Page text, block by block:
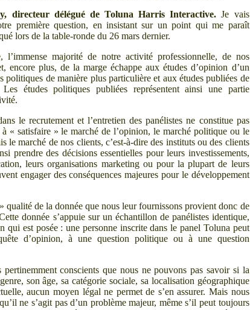
directeur délégué de Toluna Harris Interactive. Je vais
première question, en insistant sur un point qui me paraît
lors de la table-ronde du 26 mars dernier.
l’immense majorité de notre activité professionnelle, de nos
encore plus, de la marge échappe aux études d’opinion d’un
politiques de manière plus particulière et aux études publiées de
études politiques publiées représentent ainsi une partie
le recrutement et l’entretien des panélistes ne constitue pas
à « satisfaire » le marché de l’opinion, le marché politique ou le
le marché de nos clients, c’est-à-dire des instituts ou des clients
prendre des décisions essentielles pour leurs investissements,
leurs organisations marketing ou pour la plupart de leurs
engager des conséquences majeures pour le développement
» qualité de la donnée que nous leur fournissons provient donc de
donnée s’appuie sur un échantillon de panélistes identique,
qui est posée : une personne inscrite dans le panel Toluna peut
d’opinion, à une question politique ou à une question
pertinemment conscients que nous ne pouvons pas savoir si la
son âge, sa catégorie sociale, sa localisation géographique
aucun moyen légal ne permet de s’en assurer. Mais nous
ne s’agit pas d’un problème majeur, même s’il peut toujours